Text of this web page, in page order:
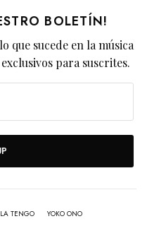
BOLETÍN!
que sucede en la música
para suscrites.
TENGO YOKO ONO